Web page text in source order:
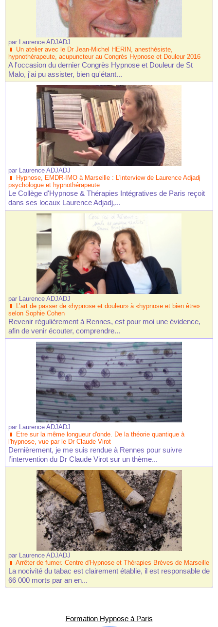
par Laurence ADJADJ
Un atelier avec le Dr Jean-Michel HERIN, anesthésiste,
hypnothérapeute, acupuncteur au Congrès Hypnose et Douleur 2016
A l'occasion du dernier Congrès Hypnose et Douleur de St
Malo, j'ai pu assister, bien qu'étant...
par Laurence ADJADJ
Hypnose, EMDR-IMO à Marseille : L'interview de Laurence Adjadj
psychologue et hypnothérapeute
Le Collège d'Hypnose & Thérapies Intégratives de Paris reçoit
dans ses locaux Laurence Adjadj,...
par Laurence ADJADJ
L’art de passer de «hypnose et douleur» à «hypnose et bien être»
selon Sophie Cohen
Revenir régulièrement à Rennes, est pour moi une évidence,
afin de venir écouter, comprendre...
par Laurence ADJADJ
Etre sur la même longueur d'onde. De la théorie quantique à
l'hypnose, vue par le Dr Claude Virot
Dernièrement, je me suis rendue à Rennes pour suivre
l’intervention du Dr Claude Virot sur un thème...
par Laurence ADJADJ
Arrêter de fumer. Centre d'Hypnose et Thérapies Brèves de Marseille
La nocivité du tabac est clairement établie, il est responsable de
66 000 morts par an en...
Formation Hypnose à Paris